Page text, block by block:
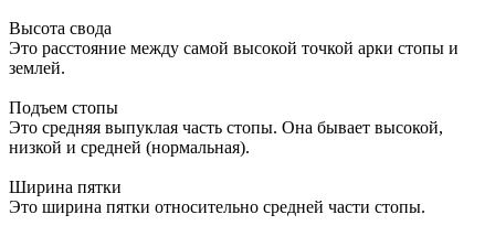
Высота свода
Это расстояние между самой высокой точкой арки стопы и
землей.
Подъем стопы
Это средняя выпуклая часть стопы. Она бывает высокой,
низкой и средней (нормальная).
Ширина пятки
Это ширина пятки относительно средней части стопы.